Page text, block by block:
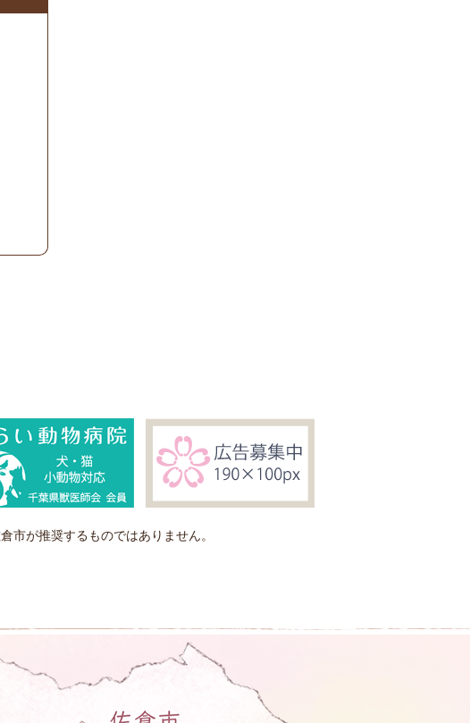
市が推奨するものではありません。